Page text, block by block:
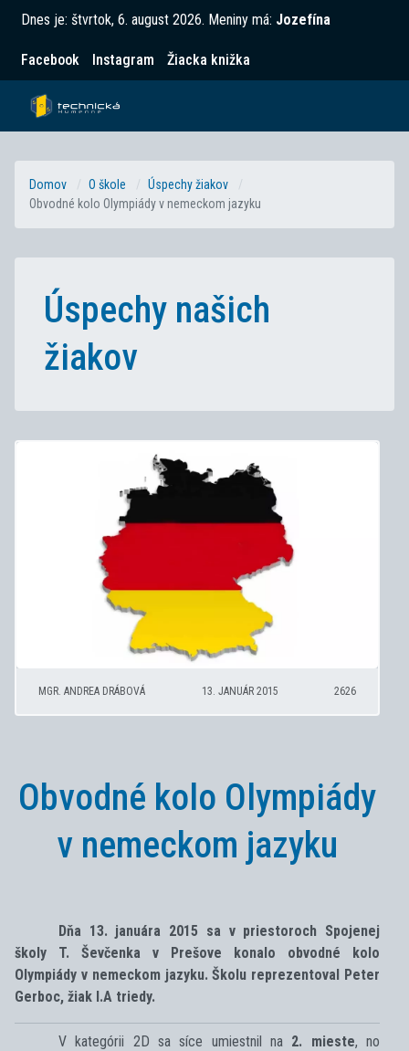
Dnes je: štvrtok, 6. august 2026. Meniny má: Jozefína
Facebook Instagram Žiacka knižka
Domov O škole
Úspechy žiakov
Obvodné kolo Olympiády v nemeckom jazyku
Úspechy našich
žiakov
MGR. ANDREA DRÁBOVÁ 13. JANUÁR 2015 2626
Obvodné kolo Olympiády
v nemeckom jazyku
Dňa 13. januára 2015 sa v priestoroch Spojenej
školy T. Ševčenka v Prešove konalo obvodné kolo
Olympiády v nemeckom jazyku. Školu reprezentoval Peter
Gerboc, žiak I.A triedy.
V kategórii 2D sa síce umiestnil na 2. mieste, no